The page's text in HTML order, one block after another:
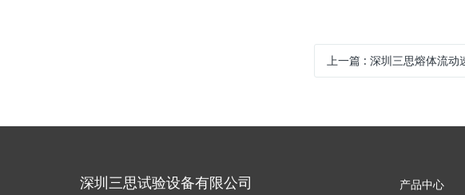
上一篇: 深圳三思熔体流动
深圳三思试验设备有限公司 产品中心